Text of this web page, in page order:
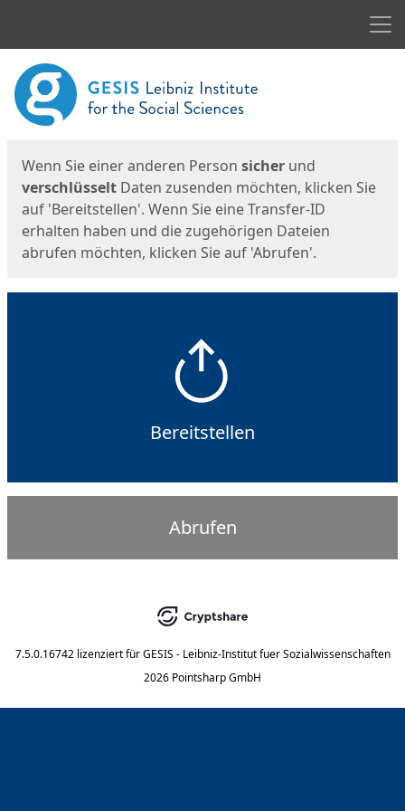
Start
Wenn Sie einer anderen Person sicher und
verschlüsselt Daten zusenden möchten, klicken Sie
auf 'Bereitstellen'. Wenn Sie eine Transfer-ID
erhalten haben und die zugehörigen Dateien
abrufen möchten, klicken Sie auf 'Abrufen'.
Bereitstellen
Abrufen
7.5.0.16742 lizenziert für GESIS - Leibniz-Institut fuer Sozialwissenschaften
2026 Pointsharp GmbH